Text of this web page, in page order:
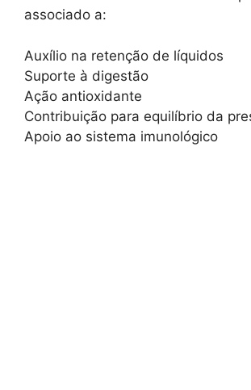
associado a:
Auxílio na retenção de líquidos
Suporte à digestão
Ação antioxidante
Contribuição para equilíbrio da
Apoio ao sistema imunológico